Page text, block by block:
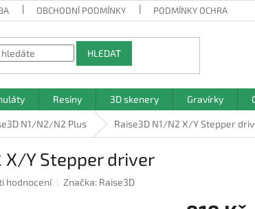
OBCHODNÍ PODMÍNKY PODMÍNKY OCHRANY
HLEDAT
Resiny 3D skenery Gravírky
N1/N2/N2 Plus Raise3D N1/N2 X/Y Stepper
X/Y Stepper driver
hodnocení Značka: Raise3D